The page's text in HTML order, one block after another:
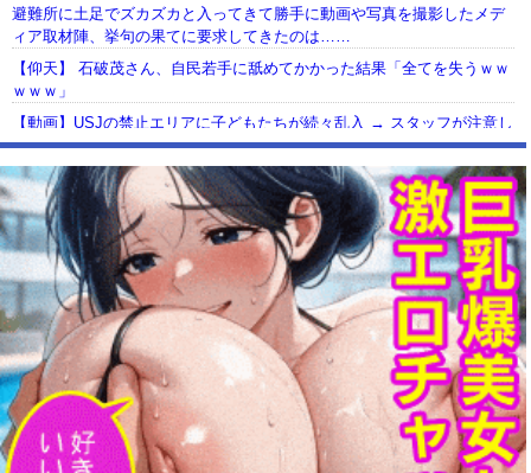
避難所に土足でズカズカと入ってきて勝手に動画や写真を撮影したメデ
ィア取材陣、挙句の果てに要求してきたのは……
【仰天】 石破茂さん、自民若手に舐めてかかった結果「全てを失うｗｗ
ｗｗｗ」
【動画】USJの禁止エリアに子どもたちが続々乱入 → スタッフが注意し
ても止まらない事態に
Powered by livedoor 相互RSS